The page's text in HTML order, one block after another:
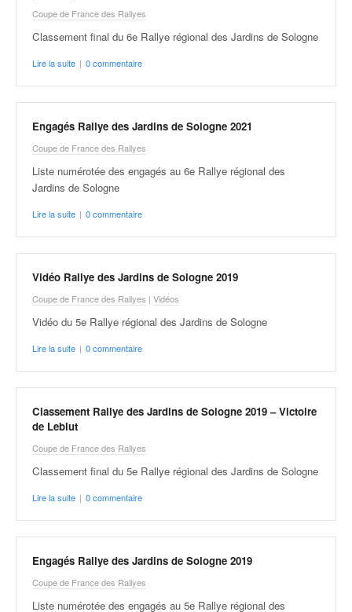
Coupe de France des Rallyes
Classement final du 6e Rallye régional des Jardins de Sologne
Lire la suite | 0 commentaire
Engagés Rallye des Jardins de Sologne 2021
Coupe de France des Rallyes
Liste numérotée des engagés au 6e Rallye régional des
Jardins de Sologne
Lire la suite | 0 commentaire
Vidéo Rallye des Jardins de Sologne 2019
Coupe de France des Rallyes | Vidéos
Vidéo du 5e Rallye régional des Jardins de Sologne
Lire la suite | 0 commentaire
Classement Rallye des Jardins de Sologne 2019 – Victoire
de Leblut
Coupe de France des Rallyes
Classement final du 5e Rallye régional des Jardins de Sologne
Lire la suite | 0 commentaire
Engagés Rallye des Jardins de Sologne 2019
Coupe de France des Rallyes
Liste numérotée des engagés au 5e Rallye régional des